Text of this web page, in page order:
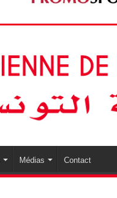
Médias Contact